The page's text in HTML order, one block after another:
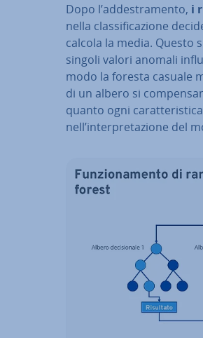
Dopo l’ad­de­stra­men­to, i
nella clas­si­fi­ca­zio­ne
calcola la media. Questo
singoli valori anomali
modo la foresta casuale
di un albero si
quanto ogni
nell’in­ter­pre­ta­zio­ne del